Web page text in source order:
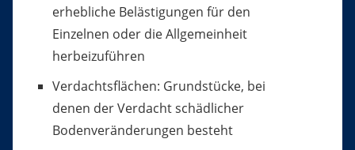
erhebliche Belästigungen für den
Einzelnen oder die Allgemeinheit
herbeizuführen
Verdachtsflächen: Grundstücke, bei
denen der Verdacht schädlicher
Bodenveränderungen besteht